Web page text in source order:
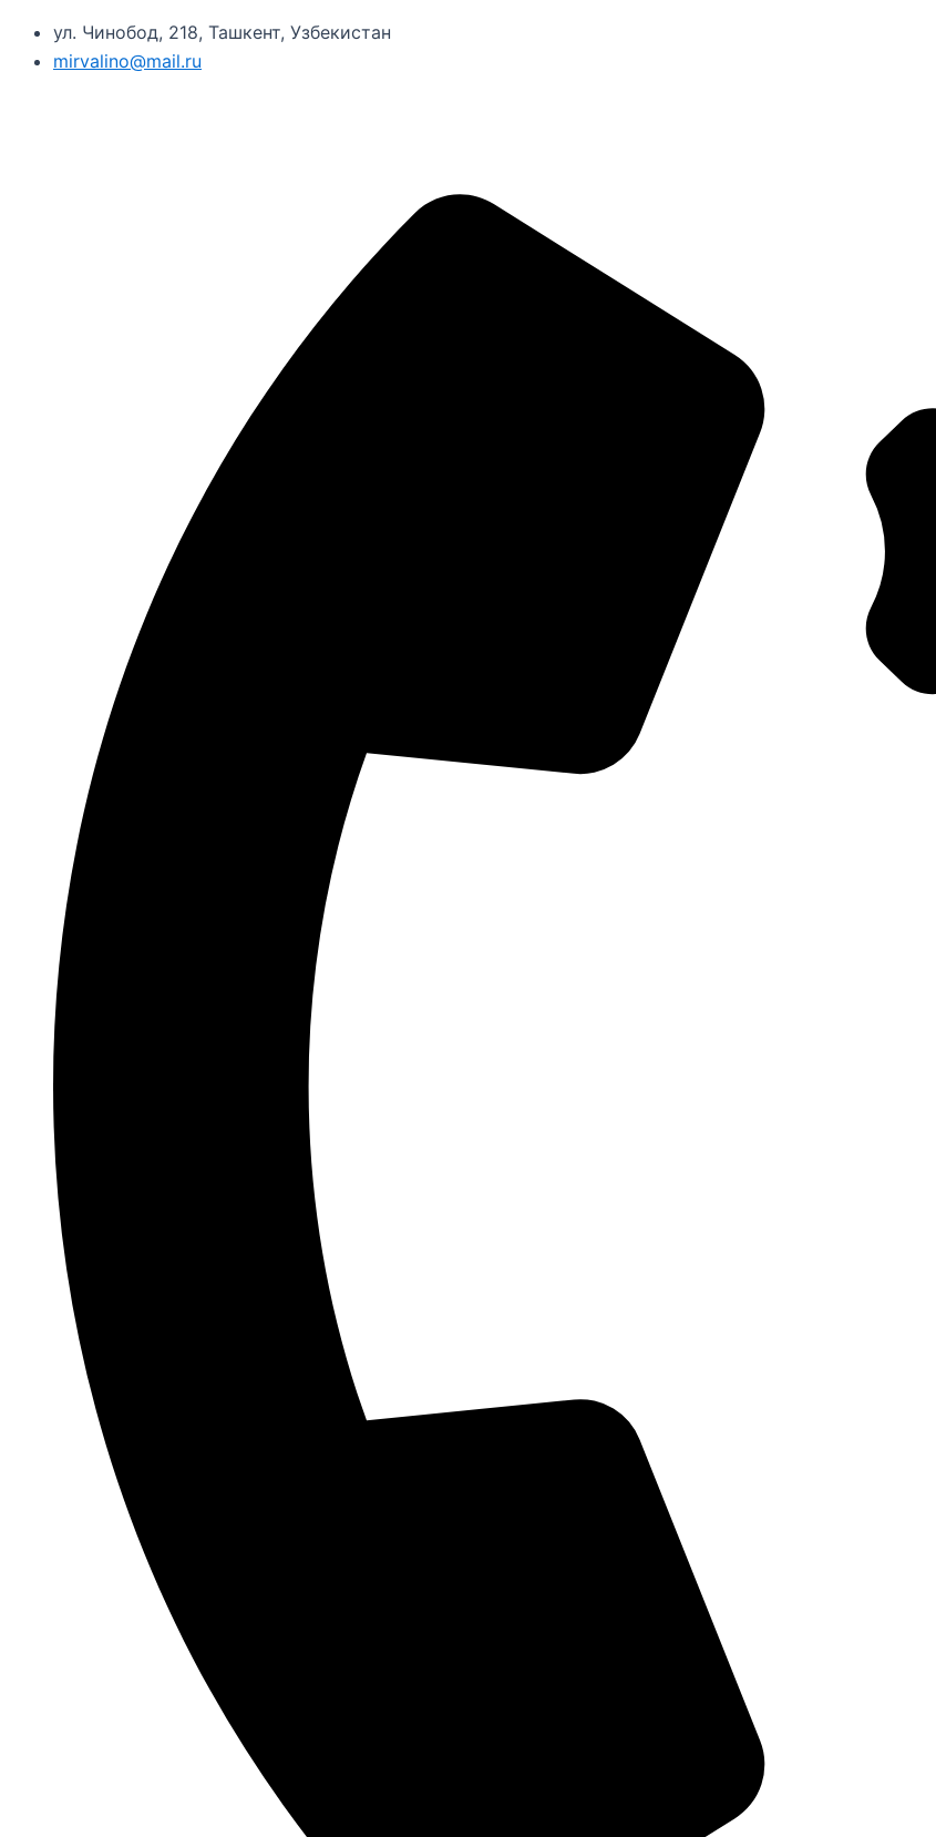
ул. Чинобод, 218, Ташкент, Узбекистан
mirvalino@mail.ru